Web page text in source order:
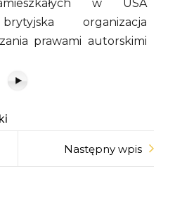
w USA
organizacja
prawami autorskimi
Następny wpis